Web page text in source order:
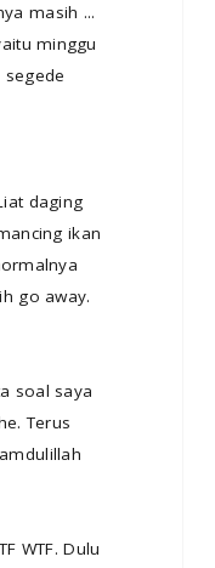
masih ...
minggu
daging
ikan
go away.
soal saya
Terus
WTF. Dulu